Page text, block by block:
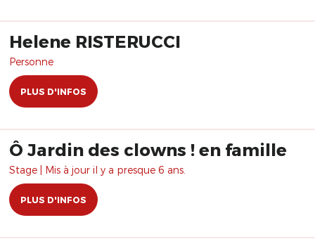
Helene RISTERUCCI
Personne
PLUS D'INFOS
Ô Jardin des clowns ! en famille
Stage | Mis à jour il y a presque 6 ans.
PLUS D'INFOS